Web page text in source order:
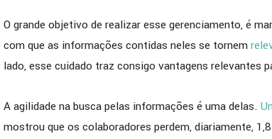
O grande objetivo de realizar esse gerenciamento, é
com que as informações contidas neles se tornem
lado, esse cuidado traz consigo vantagens relevantes
A agilidade na busca pelas informações é uma delas.
mostrou que os colaboradores perdem, diariamente,